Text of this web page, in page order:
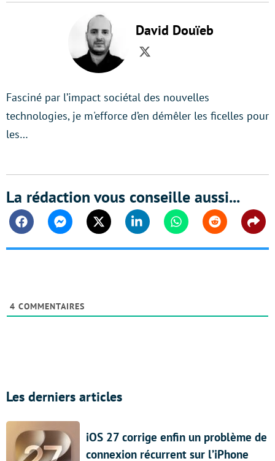
David Douïeb
Twitter
Fasciné par l’impact sociétal des nouvelles
technologies, je m'efforce d’en démêler les ficelles pour
les…
La rédaction vous conseille aussi...
FacebookMessengerTwitter Linkedin WhatsappReddit
4 COMMENTAIRES
Les derniers articles
iOS 27 corrige enfin un problème de
connexion récurrent sur l’iPhone